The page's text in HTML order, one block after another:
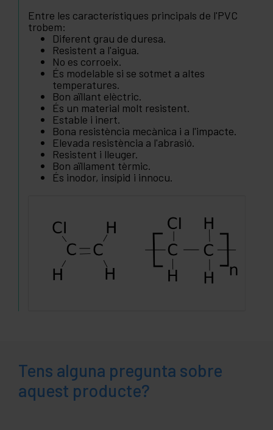
Entre les característiques principals de l'PVC
trobem:
Diferent grau de duresa.
Resistent a l'aigua.
No es corroeix.
És modelable si se sotmet a altes
temperatures.
Bon aïllant elèctric.
És un material molt resistent.
Estable i inert.
Bona resistència mecànica i a l'impacte.
Elevada resistència a l'abrasió.
Resistent i lleuger.
Bon aïllament tèrmic.
És inodor, insípid i innocu.
Tens alguna pregunta sobre
aquest producte?